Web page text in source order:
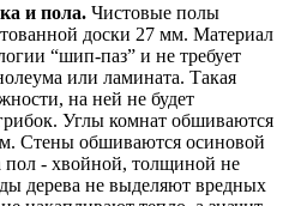
и пола. Чистовые полы
доски 27 мм. Материал
“шип-паз” и не требует
или ламината. Такая
на ней не будет
Углы комнат обшиваются
Стены обшиваются осиновой
пол - хвойной, толщиной не
дерева не выделяют вредных